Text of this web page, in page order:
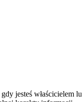
jesteś właścicielem